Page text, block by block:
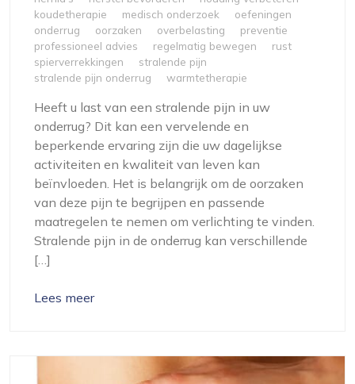
koudetherapie
medisch onderzoek
oefeningen
onderrug
oorzaken overbelasting
preventie
professioneel advies
regelmatig bewegen
rust
spierverrekkingen
stralende pijn
stralende pijn onderrug
warmtetherapie
Heeft u last van een stralende pijn in uw
onderrug? Dit kan een vervelende en
beperkende ervaring zijn die uw dagelijkse
activiteiten en kwaliteit van leven kan
beïnvloeden. Het is belangrijk om de oorzaken
van deze pijn te begrijpen en passende
maatregelen te nemen om verlichting te vinden.
Stralende pijn in de onderrug kan verschillende
[…]
Lees meer